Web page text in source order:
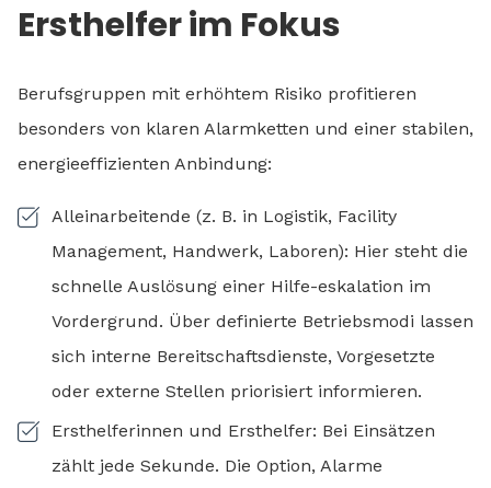
Ersthelfer im Fokus
Berufsgruppen mit erhöhtem Risiko profitieren
besonders von klaren Alarmketten und einer stabilen,
energieeffizienten Anbindung:
Alleinarbeitende (z. B. in Logistik, Facility
Management, Handwerk, Laboren): Hier steht die
schnelle Auslösung einer Hilfe-eskalation im
Vordergrund. Über definierte Betriebsmodi lassen
sich interne Bereitschaftsdienste, Vorgesetzte
oder externe Stellen priorisiert informieren.
Ersthelferinnen und Ersthelfer: Bei Einsätzen
zählt jede Sekunde. Die Option, Alarme